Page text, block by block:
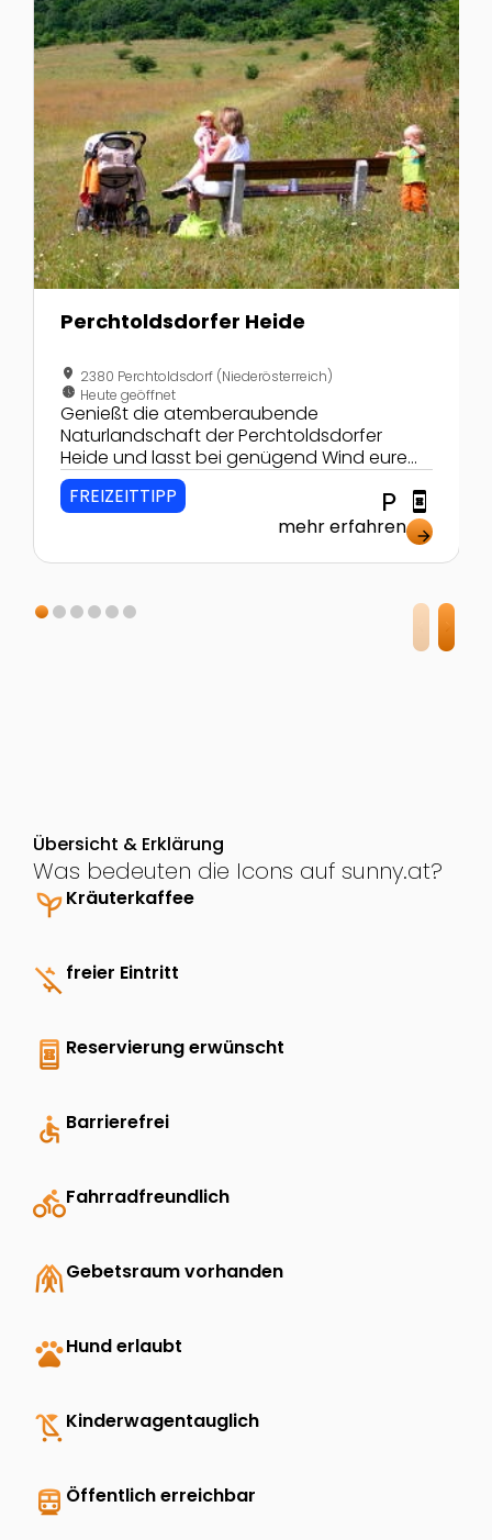
Perchtoldsdorfer Heide
location_on 2380 Perchtoldsdorf (Niederösterreich)
nest_clock_farsight_analog Heute geöffnet
Genießt die atemberaubende
Naturlandschaft der Perchtoldsdorfer
Heide und lasst bei genügend Wind eure
Drachen steigen.
FREIZEITTIPP local_parking book_online
mehr erfahren arrow_forward
Übersicht & Erklärung
Was bedeuten die Icons auf sunny.at?
psychiatryKräuterkaffee
money_off freier Eintritt
book_online Reservierung erwünscht
accessible Barrierefrei
directions_bikeFahrradfreundlich
folded_handsGebetsraum vorhanden
petsHund erlaubt
child_friendly Kinderwagentauglich
directions_transit Öffentlich erreichbar